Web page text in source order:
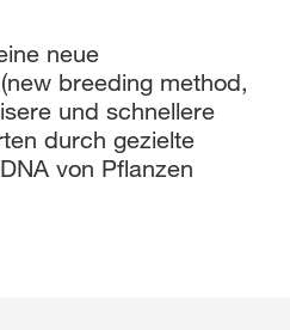
neue
breeding method,
und schnellere
durch gezielte
von Pflanzen